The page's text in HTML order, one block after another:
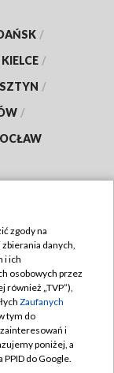
/
KIELCE /
/
/
zgody na
danych,
i ich
osobowych przez
również „TVP”),
Zaufanych
tym do
i
poniżej, a
do Google.